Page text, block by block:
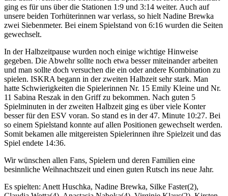
ging es für uns über die Stationen 1:9 und 3:14 weiter. Auch auf
unsere beiden Torhüterinnen war verlass, so hielt Nadine Brewka
zwei Siebenmeter. Bei einem Spielstand von 6:16 wurden die Seiten
gewechselt.
In der Halbzeitpause wurden noch einige wichtige Hinweise
gegeben. Die Abwehr sollte noch etwa besser miteinander arbeiten
und man sollte doch versuchen die ein oder andere Kombination zu
spielen. ISKRA begann in der zweiten Halbzeit sehr stark. Man
hatte Schwierigkeiten die Spielerinnen Nr. 15 Emily Kleine und Nr.
11 Sabina Reszak in den Griff zu bekommen. Nach guten 5
Spielminuten in der zweiten Halbzeit ging es über viele Konter
besser für den ESV voran. So stand es in der 47. Minute 10:27. Bei
so einem Spielstand konnte auf allen Positionen gewechselt werden.
Somit bekamen alle mitgereisten Spielerinnen ihre Spielzeit und das
Spiel endete 14:36.
Wir wünschen allen Fans, Spielern und deren Familien eine
besinnliche Weihnachtszeit und einen guten Rutsch ins neue Jahr.
Es spielten: Anett Huschka, Nadine Brewka, Silke Faster(2),